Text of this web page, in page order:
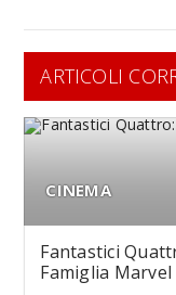
ARTICOLI
CINEMA
Fantastici
Famiglia Marvel